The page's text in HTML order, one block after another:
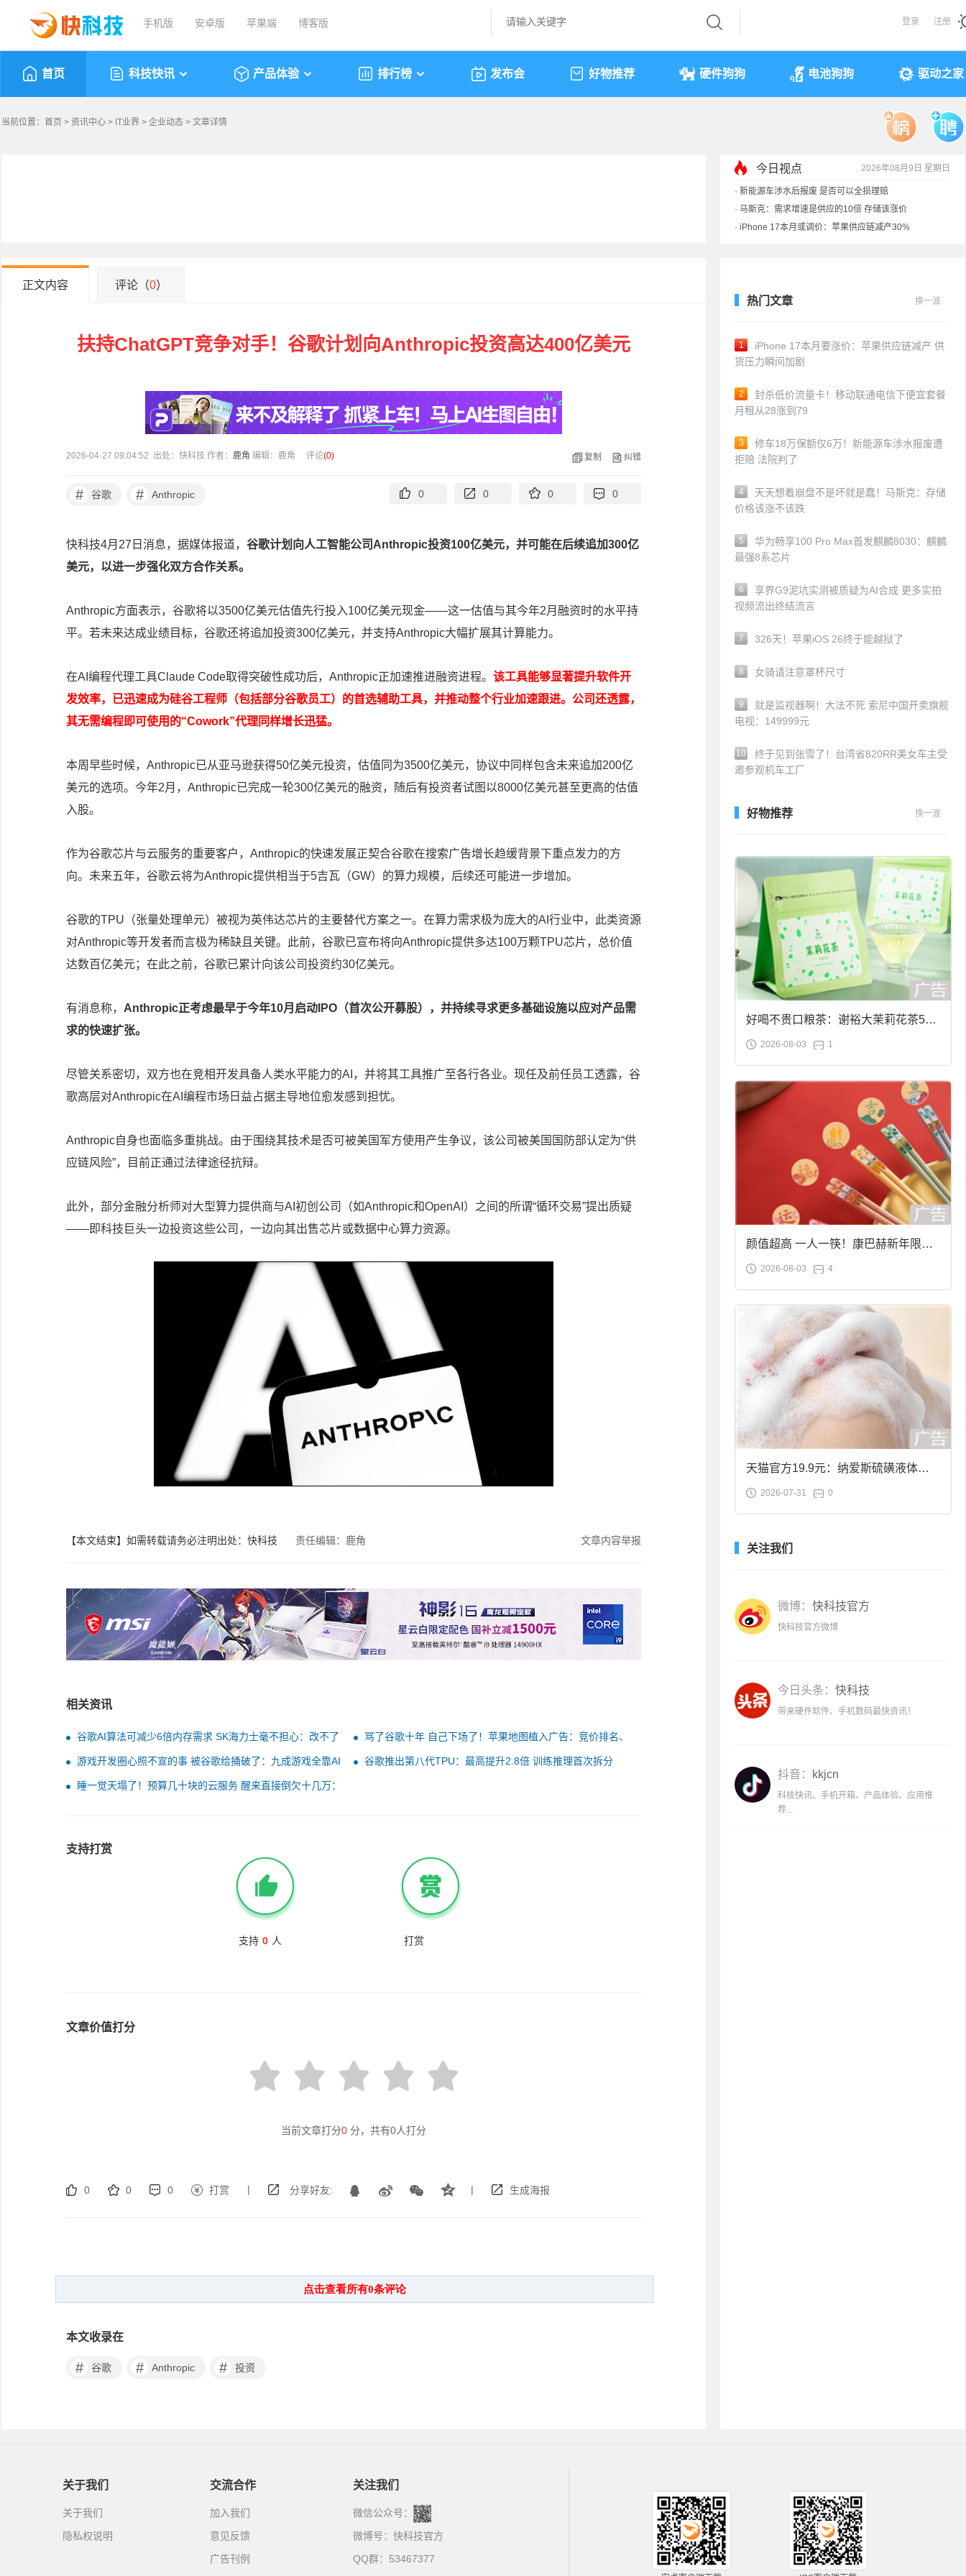
手机版 安卓版 苹果端 博客版 登录 注册
首页 科技快讯 产品体验 排行榜 发布会 好物推荐 硬件狗狗 电池狗狗 驱动之家
当前位置： 首页 > 资讯中心 > IT业界 > 企业动态 > 文章详情
今日视点 2026年08月9日 星期日
· iPhone 17本月或调价：苹果供应链减产30%
· 享界G9测试被质疑AI合成 实拍视频终结流言
· 新能源车涉水后报废 是否可以全损理赔
正文内容 评论（0）
扶持ChatGPT竞争对手！谷歌计划向Anthropic投资高达400亿美元
2026-04-27 09:04:52 出处：快科技 作者： 鹿角 编辑：鹿角 评论(0) 复制 纠错
# 谷歌 # Anthropic 0 0 0 0
快科技4月27日消息，据媒体报道， 谷歌计划向人工智能公司Anthropic投资100亿美元，并可能在后续追加300亿
美元，以进一步强化双方合作关系。
Anthropic方面表示，谷歌将以3500亿美元估值先行投入100亿美元现金——这一估值与其今年2月融资时的水平持
平。若未来达成业绩目标，谷歌还将追加投资300亿美元，并支持Anthropic大幅扩展其计算能力。
在AI编程代理工具Claude Code取得突破性成功后，Anthropic正加速推进融资进程。 该工具能够显著提升软件开
发效率，已迅速成为硅谷工程师（包括部分谷歌员工）的首选辅助工具，并推动整个行业加速跟进。公司还透露，
其无需编程即可使用的“Cowork”代理同样增长迅猛。
本周早些时候，Anthropic已从亚马逊获得50亿美元投资，估值同为3500亿美元，协议中同样包含未来追加200亿
美元的选项。今年2月，Anthropic已完成一轮300亿美元的融资，随后有投资者试图以8000亿美元甚至更高的估值
入股。
作为谷歌芯片与云服务的重要客户，Anthropic的快速发展正契合谷歌在搜索广告增长趋缓背景下重点发力的方
向。未来五年，谷歌云将为Anthropic提供相当于5吉瓦（GW）的算力规模，后续还可能进一步增加。
谷歌的TPU（张量处理单元）被视为英伟达芯片的主要替代方案之一。在算力需求极为庞大的AI行业中，此类资源
对Anthropic等开发者而言极为稀缺且关键。此前，谷歌已宣布将向Anthropic提供多达100万颗TPU芯片，总价值
达数百亿美元；在此之前，谷歌已累计向该公司投资约30亿美元。
有消息称， Anthropic正考虑最早于今年10月启动IPO（首次公开募股），并持续寻求更多基础设施以应对产品需
求的快速扩张。
尽管关系密切，双方也在竞相开发具备人类水平能力的AI，并将其工具推广至各行各业。现任及前任员工透露，谷
歌高层对Anthropic在AI编程市场日益占据主导地位愈发感到担忧。
Anthropic自身也面临多重挑战。由于围绕其技术是否可被美国军方使用产生争议，该公司被美国国防部认定为“供
应链风险”，目前正通过法律途径抗辩。
此外，部分金融分析师对大型算力提供商与AI初创公司（如Anthropic和OpenAI）之间的所谓“循环交易”提出质疑
——即科技巨头一边投资这些公司，一边向其出售芯片或数据中心算力资源。
【本文结束】如需转载请务必注明出处：快科技 责任编辑：鹿角 文章内容举报
相关资讯
谷歌AI算法可减少6倍内存需求 SK海力士毫不担心：改不了
涨价趋势
骂了谷歌十年 自己下场了！苹果地图植入广告：竞价排名、
不可关闭
游戏开发圈心照不宣的事 被谷歌给捅破了：九成游戏全靠AI
代工！
谷歌推出第八代TPU：最高提升2.8倍 训练推理首次拆分
睡一觉天塌了！预算几十块的云服务 醒来直接倒欠十几万：
支持打赏
支持 0 人 打赏
文章价值打分
当前文章打分0 分，共有0人打分
0 0 0 打赏 | 分享好友: | 生成海报
本文收录在
# 谷歌 # Anthropic # 投资
热门文章 换一波
1
iPhone 17本月要涨价：苹果供应链减产 供
货压力瞬间加剧
2
封杀低价流量卡！移动联通电信下便宜套餐
月租从28涨到79
3
修车18万保额仅6万！新能源车涉水报废遭
拒赔 法院判了
4
天天想着崩盘不是坏就是蠢！马斯克：存储
价格该涨不该跌
5
华为畅享100 Pro Max首发麒麟8030：麒麟
最强8系芯片
6
享界G9泥坑实测被质疑为AI合成 更多实拍
视频流出终结流言
7 326天！苹果iOS 26终于能越狱了
8 女骑请注意罩杯尺寸
9
就是监视器啊！大法不死 索尼中国开卖旗舰
电视：149999元
10
终于见到张雪了！台湾省820RR美女车主受
邀参观机车工厂
好物推荐 换一波
好喝不贵口粮茶：谢裕大茉莉花茶50g
袋装9.9元到手
2026-08-03 1
颜值超高 一人一筷！康巴赫新年限定
合金筷子大促：19.9元
2026-08-03 4
天猫官方19.9元：纳爱斯硫磺液体香
皂2斤大促
2026-07-31 0
关注我们
微博： 快科技官方
快科技官方微博
今日头条： 快科技
带来硬件软件、手机数码最快资讯！
抖音： kkjcn
科技快讯、手机开箱、产品体验、应用推
荐...
关于我们
关于我们
隐私权说明
交流合作
加入我们
意见反馈
广告刊例
关注我们
微信公众号：
微博号： 快科技官方
QQ群：53467377